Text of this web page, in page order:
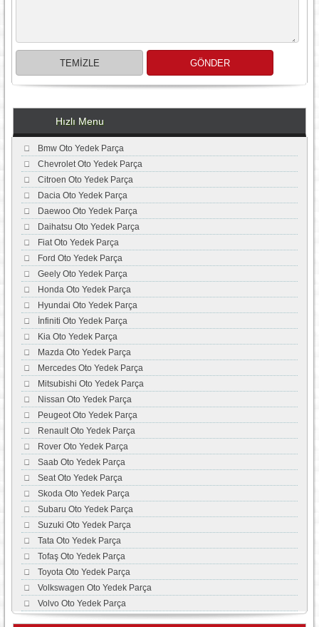
Hızlı Menu
Bmw Oto Yedek Parça
Chevrolet Oto Yedek Parça
Citroen Oto Yedek Parça
Dacia Oto Yedek Parça
Daewoo Oto Yedek Parça
Daihatsu Oto Yedek Parça
Fiat Oto Yedek Parça
Ford Oto Yedek Parça
Geely Oto Yedek Parça
Honda Oto Yedek Parça
Hyundai Oto Yedek Parça
İnfiniti Oto Yedek Parça
Kia Oto Yedek Parça
Mazda Oto Yedek Parça
Mercedes Oto Yedek Parça
Mitsubishi Oto Yedek Parça
Nissan Oto Yedek Parça
Peugeot Oto Yedek Parça
Renault Oto Yedek Parça
Rover Oto Yedek Parça
Saab Oto Yedek Parça
Seat Oto Yedek Parça
Skoda Oto Yedek Parça
Subaru Oto Yedek Parça
Suzuki Oto Yedek Parça
Tata Oto Yedek Parça
Tofaş Oto Yedek Parça
Toyota Oto Yedek Parça
Volkswagen Oto Yedek Parça
Volvo Oto Yedek Parça